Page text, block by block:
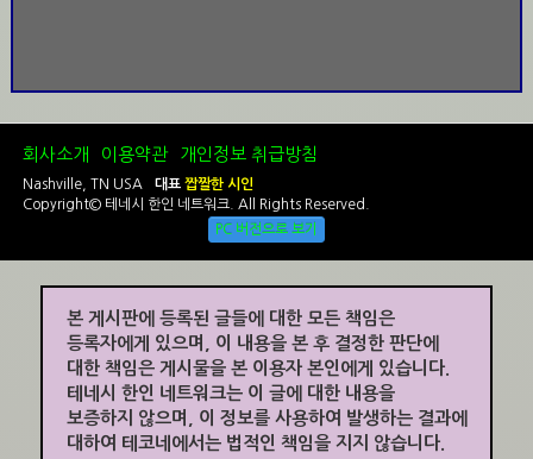
회사소개 이용약관 개인정보 취급방침
Nashville, TN USA 대표 짭짤한 시인
Copyright© 테네시 한인 네트워크. All Rights Reserved.
PC 버전으로 보기
본 게시판에 등록된 글들에 대한 모든 책임은
등록자에게 있으며, 이 내용을 본 후 결정한 판단에
대한 책임은 게시물을 본 이용자 본인에게 있습니다.
테네시 한인 네트워크는 이 글에 대한 내용을
보증하지 않으며, 이 정보를 사용하여 발생하는 결과에
대하여 테코네에서는 법적인 책임을 지지 않습니다.